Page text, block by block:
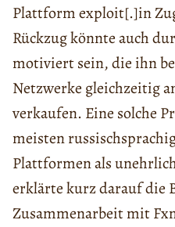
Plattform exploit[.]in
Rückzug könnte auch
motiviert sein, die ihn
Netzwerke gleichzeitig
verkaufen. Eine solche
meisten
Plattformen als
erklärte kurz darauf die
Zusammenarbeit mit